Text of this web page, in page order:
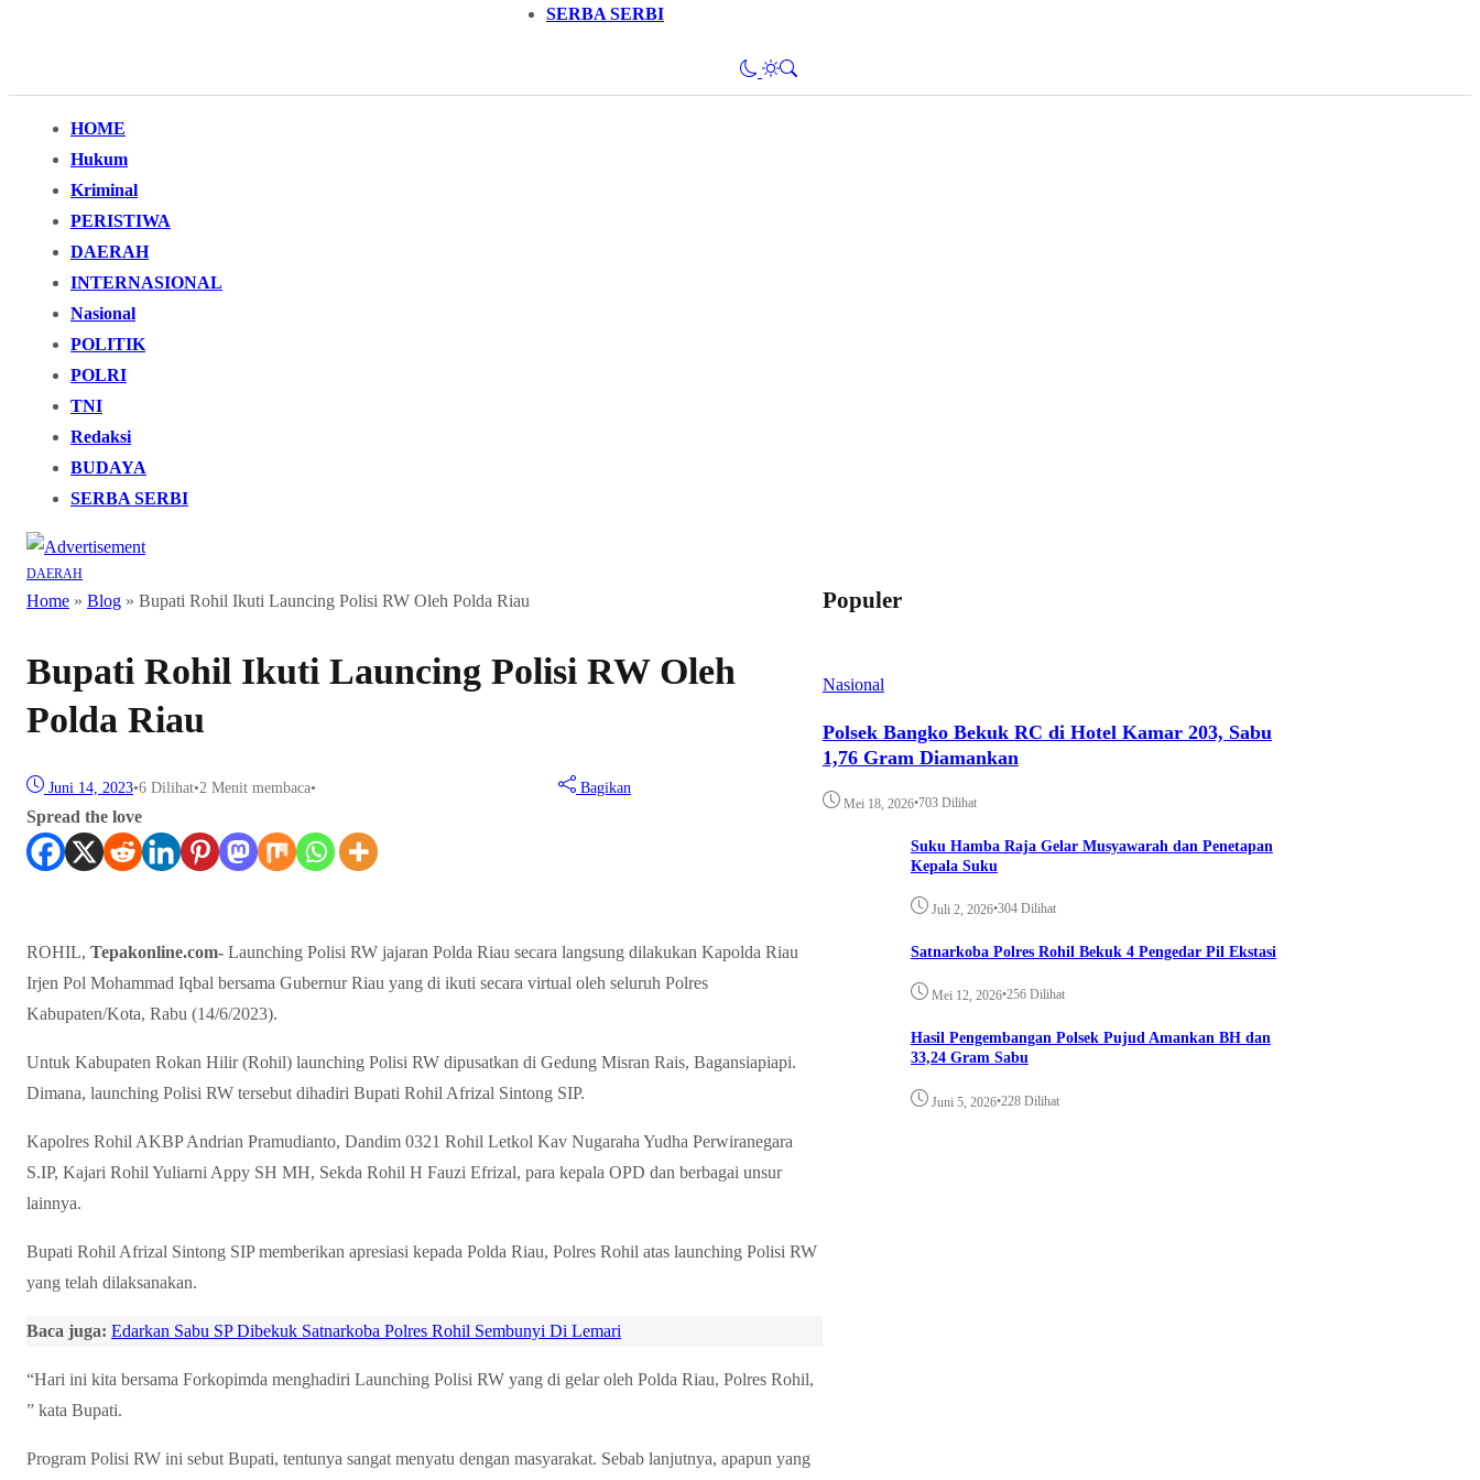
SERBA SERBI
HOME
Hukum
Kriminal
PERISTIWA
DAERAH
INTERNASIONAL
Nasional
POLITIK
POLRI
TNI
Redaksi
BUDAYA
SERBA SERBI
DAERAH
Home » Blog » Bupati Rohil Ikuti Launcing Polisi RW Oleh Polda Riau
Bupati Rohil Ikuti Launcing Polisi RW Oleh
Polda Riau
Juni 14, 2023•6 Dilihat•2 Menit membaca• Bagikan
Spread the love
ROHIL, Tepakonline.com- Launching Polisi RW jajaran Polda Riau secara langsung dilakukan Kapolda Riau
Irjen Pol Mohammad Iqbal bersama Gubernur Riau yang di ikuti secara virtual oleh seluruh Polres
Kabupaten/Kota, Rabu (14/6/2023).
Untuk Kabupaten Rokan Hilir (Rohil) launching Polisi RW dipusatkan di Gedung Misran Rais, Bagansiapiapi.
Dimana, launching Polisi RW tersebut dihadiri Bupati Rohil Afrizal Sintong SIP.
Kapolres Rohil AKBP Andrian Pramudianto, Dandim 0321 Rohil Letkol Kav Nugaraha Yudha Perwiranegara
S.IP, Kajari Rohil Yuliarni Appy SH MH, Sekda Rohil H Fauzi Efrizal, para kepala OPD dan berbagai unsur
lainnya.
Bupati Rohil Afrizal Sintong SIP memberikan apresiasi kepada Polda Riau, Polres Rohil atas launching Polisi RW
yang telah dilaksanakan.
Baca juga: Edarkan Sabu SP Dibekuk Satnarkoba Polres Rohil Sembunyi Di Lemari
“Hari ini kita bersama Forkopimda menghadiri Launching Polisi RW yang di gelar oleh Polda Riau, Polres Rohil,
” kata Bupati.
Program Polisi RW ini sebut Bupati, tentunya sangat menyatu dengan masyarakat. Sebab lanjutnya, apapun yang
Populer
Nasional
Polsek Bangko Bekuk RC di Hotel Kamar 203, Sabu
1,76 Gram Diamankan
Mei 18, 2026•703 Dilihat
Suku Hamba Raja Gelar Musyawarah dan Penetapan
Kepala Suku
Juli 2, 2026•304 Dilihat
Satnarkoba Polres Rohil Bekuk 4 Pengedar Pil Ekstasi
Mei 12, 2026•256 Dilihat
Hasil Pengembangan Polsek Pujud Amankan BH dan
33,24 Gram Sabu
Juni 5, 2026•228 Dilihat